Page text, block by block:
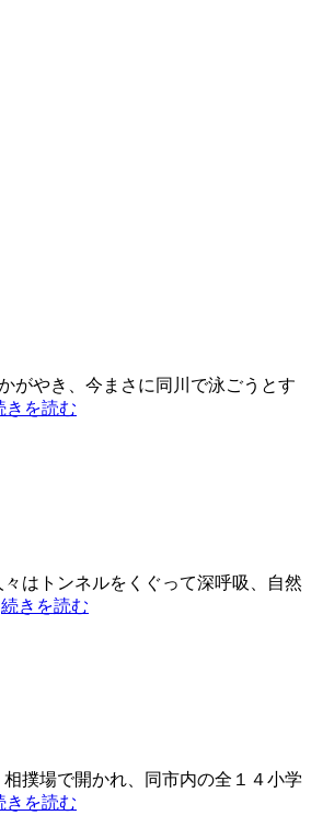
がやき、今まさに同川で泳ごうとす
きを読む
はトンネルをくぐって深呼吸、自然
続きを読む
撲場で開かれ、同市内の全１４小学
きを読む